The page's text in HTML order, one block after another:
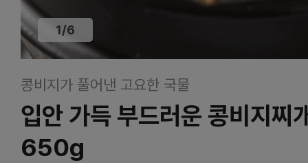
1/6
콩비지가 풀어낸 고요한 국물
입안 가득 부드러운 콩비지찌
650g